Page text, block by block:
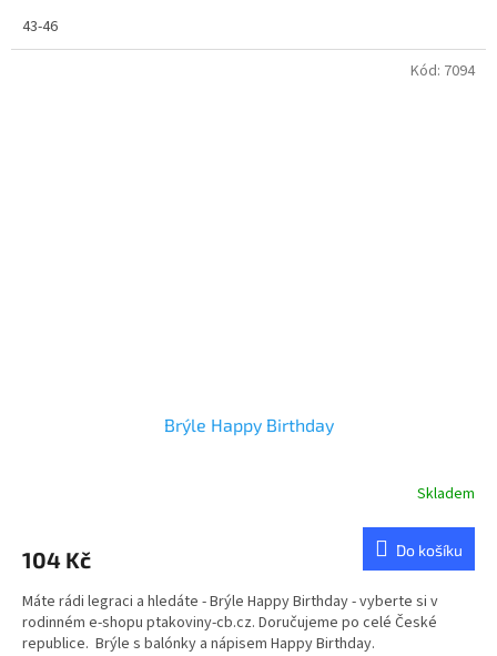
43-46
Brýle Happy Birthday
Skladem
104 Kč Do košíku
Máte rádi legraci a hledáte - Brýle Happy Birthday - vyberte si v
rodinném e-shopu ptakoviny-cb.cz. Doručujeme po celé České
republice. Brýle s balónky a nápisem Happy Birthday.
Kód: 7094